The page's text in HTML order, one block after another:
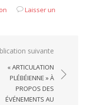
Laisser un
suivante
« ARTICULATION
PLÉBÉIENNE » À
PROPOS DES
ÉVÉNEMENTS AU